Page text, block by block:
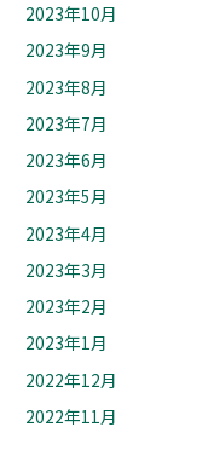
2023年10月
2023年9月
2023年8月
2023年7月
2023年6月
2023年5月
2023年4月
2023年3月
2023年2月
2023年1月
2022年12月
2022年11月